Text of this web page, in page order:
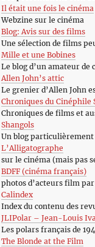
Il était une fois le cinéma
Webzine sur le cinéma
Blog: Avis sur des films
Une sélection de films
Mille et une Bobines
Le blog d’un amateur de
Allen John’s attic
Le grenier d’Allen John
Chroniques du Cinéphile
Chroniques de films et
Shangols
Un blog
L’Alligatographe
sur le cinéma (mais pas
BDFF (cinéma français)
photos d’acteurs film
Calindex
Index du contenu des
JLIPolar – Jean-Louis
Les polars français de
The Blonde at the Film